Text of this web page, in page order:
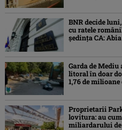
BNR decide
cu ratele
ședința CA:
Garda de Mediu
litoral în doar
1,76 de
Proprietarii
lovitura: au
miliardarului